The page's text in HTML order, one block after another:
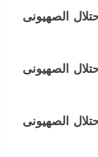
الصهيونى
الصهيونى
الصهيونى